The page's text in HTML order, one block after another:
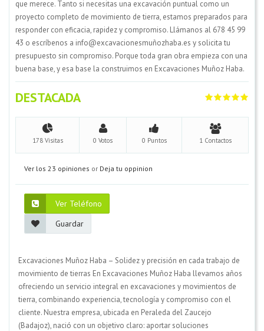
que merece. Tanto si necesitas una excavación puntual como un
proyecto completo de movimiento de tierra, estamos preparados para
responder con eficacia, rapidez y compromiso. Llámanos al 678 45 99
43 o escríbenos a info@excavacionesmuñozhaba.es y solicita tu
presupuesto sin compromiso. Porque toda gran obra empieza con una
buena base, y esa base la construimos en Excavaciones Muñoz Haba.
DESTACADA
178 Visitas 0 Votos 0 Puntos 1 Contactos
Ver los 23 opiniones or Deja tu oppinion
Ver Teléfono
Guardar
Excavaciones Muñoz Haba – Solidez y precisión en cada trabajo de
movimiento de tierras En Excavaciones Muñoz Haba llevamos años
ofreciendo un servicio integral en excavaciones y movimientos de
tierra, combinando experiencia, tecnología y compromiso con el
cliente. Nuestra empresa, ubicada en Peraleda del Zaucejo
(Badajoz), nació con un objetivo claro: aportar soluciones